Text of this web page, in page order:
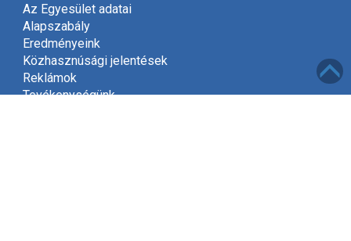
Az Egyesület adatai
Alapszabály
Eredményeink
Közhasznúsági jelentések
Reklámok
Tevékenységünk